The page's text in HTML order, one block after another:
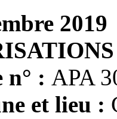
2019
n° : APA
et lieu :